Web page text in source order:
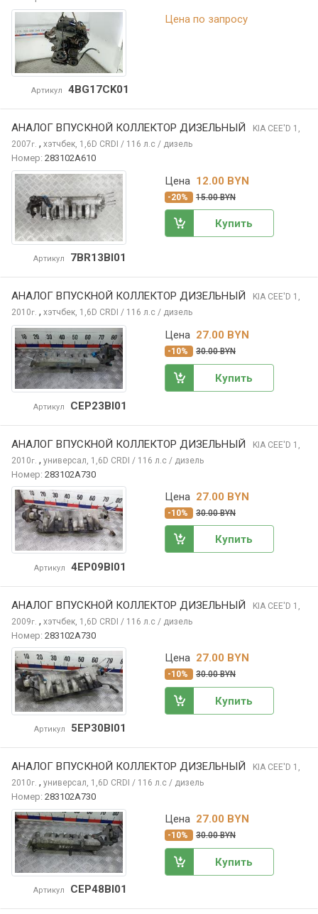
Артикул 4BG17CK01
Цена по запросу
АНАЛОГ ВПУСКНОЙ КОЛЛЕКТОР ДИЗЕЛЬНЫЙ KIA CEE'D 1,
2007г. , хэтчбек, 1,6D CRDI / 116 л.с / дизель
Номер: 283102A610
Артикул 7BR13BI01
Цена 12.00 BYN
-20% 15.00 BYN
Купить
АНАЛОГ ВПУСКНОЙ КОЛЛЕКТОР ДИЗЕЛЬНЫЙ KIA CEE'D 1,
2010г. , хэтчбек, 1,6D CRDI / 116 л.с / дизель
Артикул CEP23BI01
Цена 27.00 BYN
-10% 30.00 BYN
Купить
АНАЛОГ ВПУСКНОЙ КОЛЛЕКТОР ДИЗЕЛЬНЫЙ KIA CEE'D 1,
2010г. , универсал, 1,6D CRDI / 116 л.с / дизель
Номер: 283102A730
Артикул 4EP09BI01
Цена 27.00 BYN
-10% 30.00 BYN
Купить
АНАЛОГ ВПУСКНОЙ КОЛЛЕКТОР ДИЗЕЛЬНЫЙ KIA CEE'D 1,
2009г. , хэтчбек, 1,6D CRDI / 116 л.с / дизель
Номер: 283102A730
Артикул 5EP30BI01
Цена 27.00 BYN
-10% 30.00 BYN
Купить
АНАЛОГ ВПУСКНОЙ КОЛЛЕКТОР ДИЗЕЛЬНЫЙ KIA CEE'D 1,
2010г. , универсал, 1,6D CRDI / 116 л.с / дизель
Номер: 283102A730
Артикул CEP48BI01
Цена 27.00 BYN
-10% 30.00 BYN
Купить